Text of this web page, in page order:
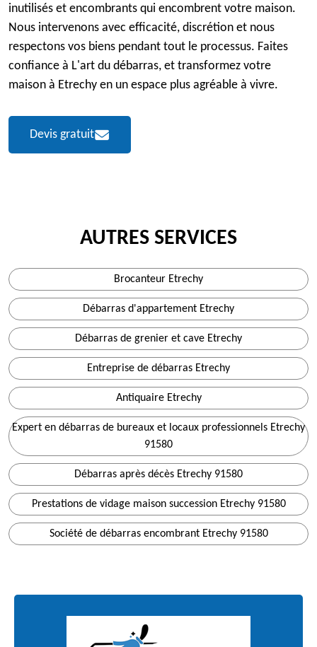
inutilisés et encombrants qui encombrent votre maison.
Nous intervenons avec efficacité, discrétion et nous
respectons vos biens pendant tout le processus. Faites
confiance à L'art du débarras, et transformez votre
maison à Etrechy en un espace plus agréable à vivre.
Devis gratuit
AUTRES SERVICES
Brocanteur Etrechy
Débarras d'appartement Etrechy
Débarras de grenier et cave Etrechy
Entreprise de débarras Etrechy
Antiquaire Etrechy
Expert en débarras de bureaux et locaux professionnels Etrechy
91580
Débarras après décès Etrechy 91580
Prestations de vidage maison succession Etrechy 91580
Société de débarras encombrant Etrechy 91580